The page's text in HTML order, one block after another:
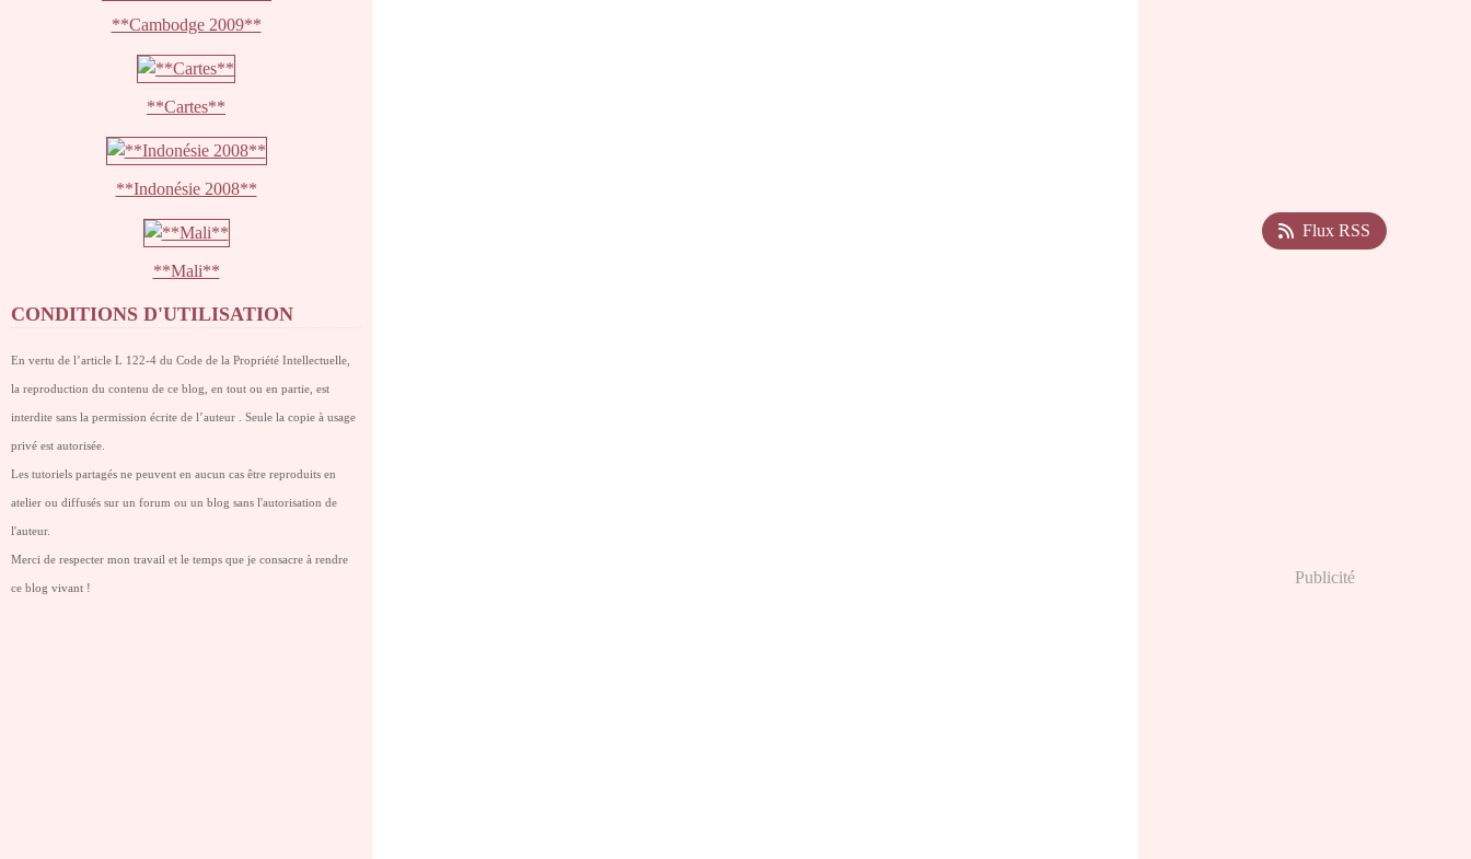
**Cambodge 2009**
**Cartes**
**Indonésie 2008**
**Mali**
CONDITIONS D'UTILISATION
En vertu de l’article L 122-4 du Code de la Propriété Intellectuelle,
la reproduction du contenu de ce blog, en tout ou en partie, est
interdite sans la permission écrite de l’auteur . Seule la copie à usage
privé est autorisée.
Les tutoriels partagés ne peuvent en aucun cas être reproduits en
atelier ou diffusés sur un forum ou un blog sans l'autorisation de
l'auteur.
Merci de respecter mon travail et le temps que je consacre à rendre
ce blog vivant !
Flux RSS
Publicité